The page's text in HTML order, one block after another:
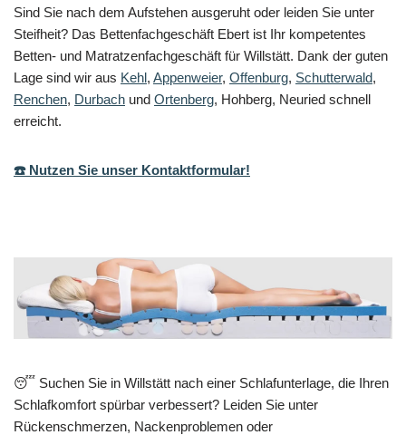
Sind Sie nach dem Aufstehen ausgeruht oder leiden Sie unter
Steifheit? Das Bettenfachgeschäft Ebert ist Ihr kompetentes
Betten- und Matratzenfachgeschäft für Willstätt. Dank der guten
Lage sind wir aus Kehl, Appenweier, Offenburg, Schutterwald,
Renchen, Durbach und Ortenberg, Hohberg, Neuried schnell
erreicht.
☎️ Nutzen Sie unser Kontaktformular!
😴 Suchen Sie in Willstätt nach einer Schlafunterlage, die Ihren
Schlafkomfort spürbar verbessert? Leiden Sie unter
Rückenschmerzen, Nackenproblemen oder